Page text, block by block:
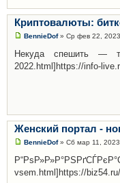
Криптовалюты:
BennieDof» Ср фев 22,
Некуда спешить —
2022.html]https://info-
Женский портал -
BennieDof» Сб мар 11,
vsem.html]https://